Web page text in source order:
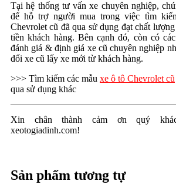
Tại hệ thống tư vấn xe chuyên nghiệp,
để hỗ trợ người mua trong việc tìm
Chevrolet cũ đã qua sử dụng đạt chất
tiền khách hàng. Bên cạnh đó, còn có
đánh giá & định giá xe cũ chuyên nghiệp
đổi xe cũ lấy xe mới từ khách hàng.
>>> Tìm kiếm các mẫu xe ô tô Chevrolet cũ
qua sử dụng khác
Xin chân thành cảm ơn quý
xeotogiadinh.com!
Sản phẩm tương tự